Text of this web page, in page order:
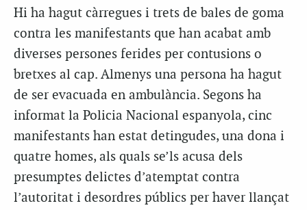
Hi ha hagut càrregues i trets de bales de goma
contra les manifestants que han acabat amb
diverses persones ferides per contusions o
bretxes al cap. Almenys una persona ha hagut
de ser evacuada en ambulància. Segons ha
informat la Policia Nacional espanyola, cinc
manifestants han estat detingudes, una dona i
quatre homes, als quals se’ls acusa dels
presumptes delictes d’atemptat contra
l’autoritat i desordres públics per haver llançat